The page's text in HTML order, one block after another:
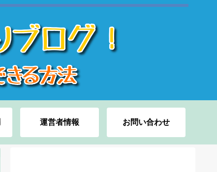
運営者情報 お問い合わせ